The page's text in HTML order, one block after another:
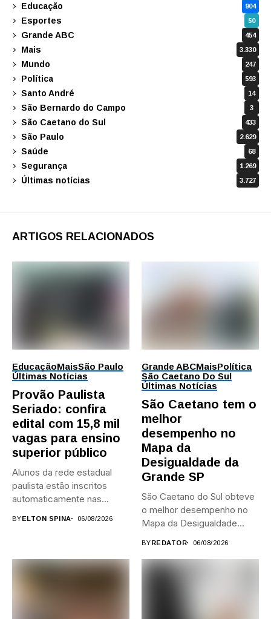
Educação 904
Esportes 50
Grande ABC 454
Mais 3.330
Mundo 247
Política 593
Santo André 14
São Bernardo do Campo 3
São Caetano do Sul 433
São Paulo 2.629
Saúde 68
Segurança 1.269
Últimas notícias 3.727
ARTIGOS RELACIONADOS
EducaçãoMaisSão Paulo
Últimas Notícias
Provão Paulista
Seriado: confira
edital com 15,8 mil
vagas para ensino
superior público
Alunos da rede estadual
paulista estão inscritos
automaticamente nas
BYELTON SPINA 06/08/2026
Grande ABCMaisPolítica
São Caetano Do Sul
Últimas Notícias
São Caetano tem o
melhor
desempenho no
Mapa da
Desigualdade da
Grande SP
São Caetano do Sul obteve
o melhor desempenho no
Mapa da Desigualdade...
BYREDATOR 06/08/2026